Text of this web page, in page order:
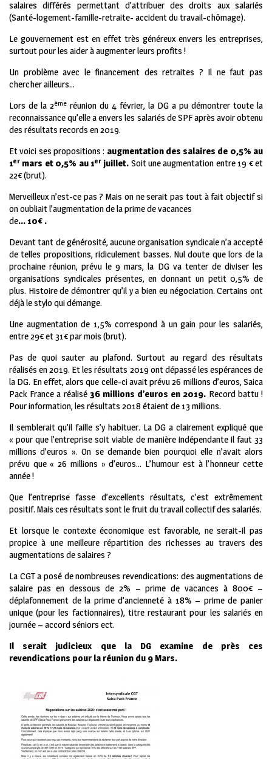
salaires différés permettant d’attribuer des droits aux salariés
(Santé-logement-famille-retraite- accident du travail-chômage).
Le gouvernement est en effet très généreux envers les entreprises,
surtout pour les aider à augmenter leurs profits !
Un problème avec le financement des retraites ? Il ne faut pas
chercher ailleurs…
Lors de la 2ème réunion du 4 février, la DG a pu démontrer toute la
reconnaissance qu’elle a envers les salariés de SPF après avoir obtenu
des résultats records en 2019.
Et voici ses propositions : augmentation des salaires de 0,5% au
1er mars et 0,5% au 1erjuillet. Soit une augmentation entre 19 € et
22€ (brut).
Merveilleux n’est-ce pas ? Mais on ne serait pas tout à fait objectif si
on oubliait l’augmentation de la prime de vacances
de… 10€ .
Devant tant de générosité, aucune organisation syndicale n’a accepté
de telles propositions, ridiculement basses. Nul doute que lors de la
prochaine réunion, prévu le 9 mars, la DG va tenter de diviser les
organisations syndicales présentes, en donnant un petit 0,5% de
plus. Histoire de démontrer qu’il y a bien eu négociation. Certains ont
déjà le stylo qui démange.
Une augmentation de 1,5% correspond à un gain pour les salariés,
entre 29€ et 31€ par mois (brut).
Pas de quoi sauter au plafond. Surtout au regard des résultats
réalisés en 2019. Et les résultats 2019 ont dépassé les espérances de
la DG. En effet, alors que celle-ci avait prévu 26 millions d’euros, Saica
Pack France a réalisé 36 millions d’euros en 2019. Record battu !
Pour information, les résultats 2018 étaient de 13 millions.
Il semblerait qu’il faille s’y habituer. La DG a clairement expliqué que
« pour que l’entreprise soit viable de manière indépendante il faut 33
millions d’euros ». On se demande bien pourquoi elle n’avait alors
prévu que « 26 millions » d’euros… L’humour est à l’honneur cette
année !
Que l’entreprise fasse d’excellents résultats, c’est extrêmement
positif. Mais ces résultats sont le fruit du travail collectif des salariés.
Et lorsque le contexte économique est favorable, ne serait-il pas
propice à une meilleure répartition des richesses au travers des
augmentations de salaires ?
La CGT a posé de nombreuses revendications: des augmentations de
salaire pas en dessous de 2% – prime de vacances à 800€ –
déplafonnement de la prime d’ancienneté à 18% – prime de panier
unique (pour les factionnaires), titre restaurant pour les salariés en
journée – accord séniors ect.
Il serait judicieux que la DG examine de près ces
revendications pour la réunion du 9 Mars.